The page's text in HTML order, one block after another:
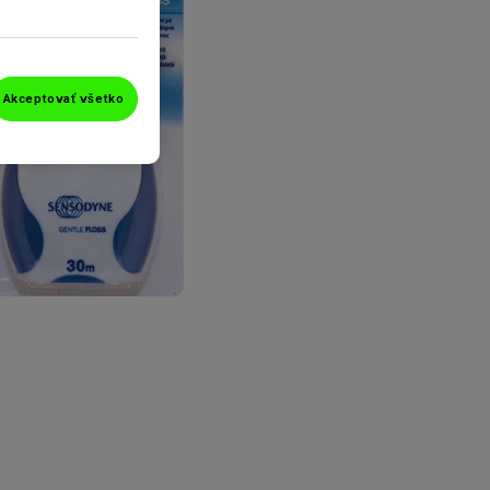
Akceptovať všetko